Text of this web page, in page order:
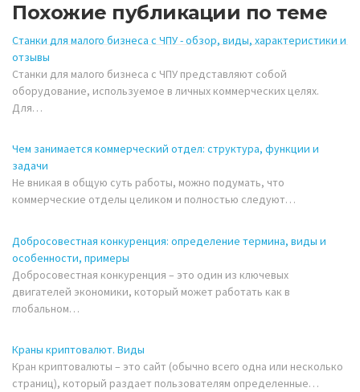
Похожие публикации по теме
Станки для малого бизнеса с ЧПУ - обзор, виды, характеристики и
отзывы
Станки для малого бизнеса с ЧПУ представляют собой
оборудование, используемое в личных коммерческих целях.
Для…
Чем занимается коммерческий отдел: структура, функции и
задачи
Не вникая в общую суть работы, можно подумать, что
коммерческие отделы целиком и полностью следуют…
Добросовестная конкуренция: определение термина, виды и
особенности, примеры
Добросовестная конкуренция – это один из ключевых
двигателей экономики, который может работать как в
глобальном…
Краны криптовалют. Виды
Кран криптовалюты – это сайт (обычно всего одна или несколько
страниц), который раздает пользователям определенные…